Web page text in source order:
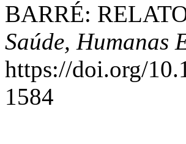
BARRÉ:
Saúde, Humanas
https://doi.org/
1584